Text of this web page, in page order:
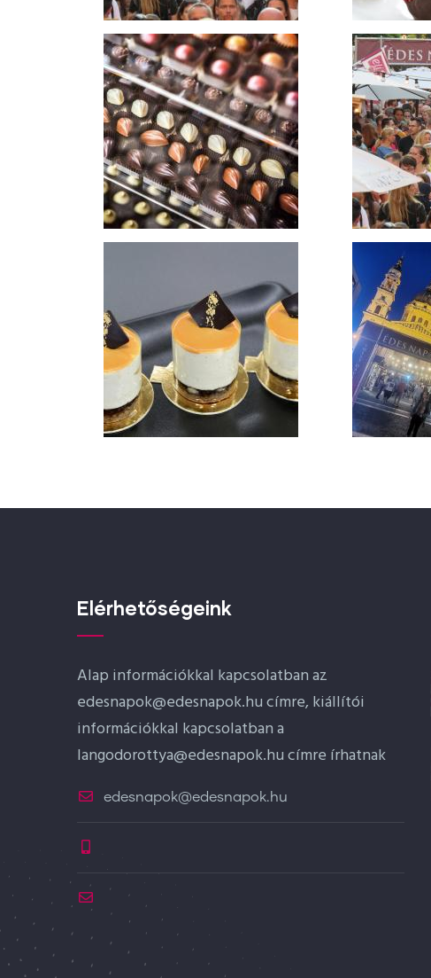
Elérhetőségeink
Alap információkkal kapcsolatban az
edesnapok@edesnapok.hu címre, kiállítói
információkkal kapcsolatban a
langodorottya@edesnapok.hu címre írhatnak
edesnapok@edesnapok.hu